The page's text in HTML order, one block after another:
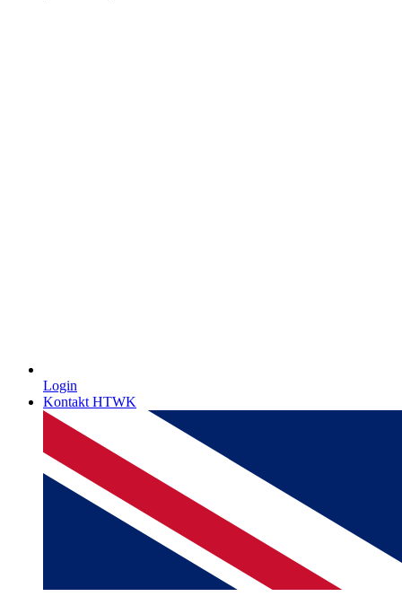
Login
Kontakt HTWK